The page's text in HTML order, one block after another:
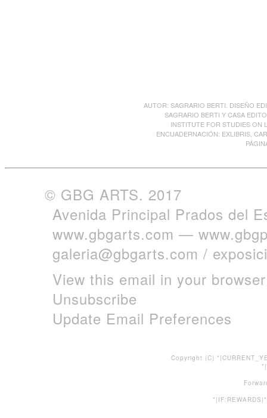
AUTOR: SAGRARIO BERTI. DISEÑO
SAGRARIO BERTI Y CASA
INSTITUTE FOR STUDIES ON
ENCUADERNACIÓN: EXLIBRIS,
© GBG ARTS. 2017
Avenida Principal Prados del
www.gbgarts.com —
galeria@gbgarts.com /
View this email in your browser
Unsubscribe
Update Email Preferences
Copyright (C)